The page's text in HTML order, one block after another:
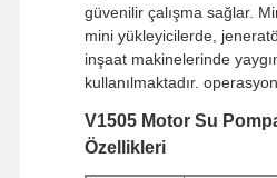
güvenilir çalışma sağlar.
mini yükleyicilerde,
inşaat makinelerinde
kullanılmaktadır. operasyon.
V1505 Motor Su
Özellikleri